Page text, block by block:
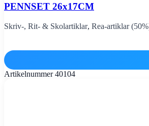
PENNSET 26x17CM
Skriv-, Rit- & Skolartiklar, Rea-artiklar
Artikelnummer40104